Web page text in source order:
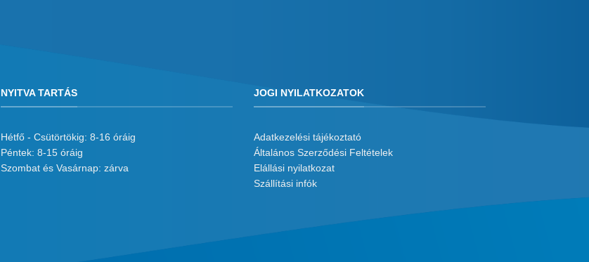
NYITVA TARTÁS
Hétfő - Csütörtökig: 8-16 óráig
Péntek: 8-15 óráig
Szombat és Vasárnap: zárva
JOGI NYILATKOZATOK
Adatkezelési tájékoztató
Általános Szerződési Feltételek
Elállási nyilatkozat
Szállítási infók